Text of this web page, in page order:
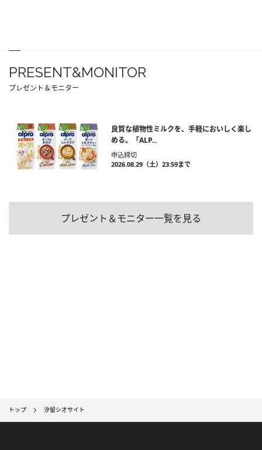
PRESENT&MONITOR
プレゼント＆モニター
良質な植物性ミルクを、手軽においしく楽し
める。「ALP...
申込締切
2026.08.29（土）23:59まで
プレゼント＆モニター一覧を見る
トップ 汐留シオサイト